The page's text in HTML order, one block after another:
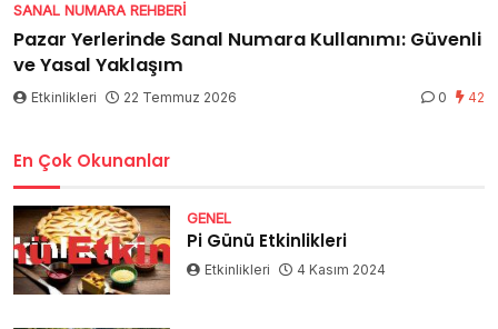
SANAL NUMARA REHBERI
Pazar Yerlerinde Sanal Numara Kullanımı: Güvenli
ve Yasal Yaklaşım
Etkinlikleri 22 Temmuz 2026 0 42
En Çok Okunanlar
GENEL
Pi Günü Etkinlikleri
Etkinlikleri 4 Kasım 2024